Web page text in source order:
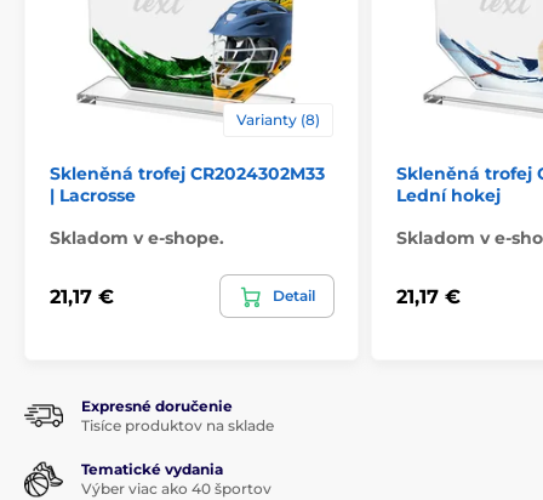
Varianty (8)
Skleněná trofej CR2024302M33
| Lacrosse
Skladom v e-shope.
21,17 € Detail
Skleněná trofej
Lední hokej
Skladom v e-
21,17 €
Expresné doručenie
Tisíce produktov na sklade
Tematické vydania
Výber viac ako 40 športov